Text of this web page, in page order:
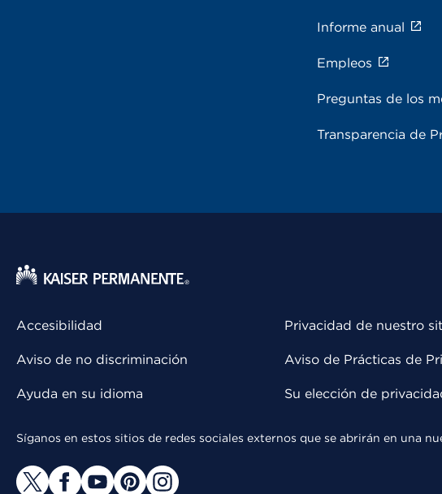
Informe anual
Empleos
Preguntas de los
Transparencia de
Accesibilidad
Aviso de no discriminación
Ayuda en su idioma
Privacidad de nuestro
Aviso de Prácticas de
Su elección de
Síganos en estos sitios de redes sociales externos que se abrirán en una